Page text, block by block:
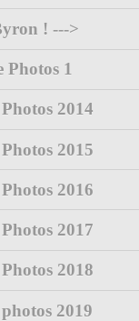
! --->
Photos 1
2014
2015
2016
2017
2018
2019